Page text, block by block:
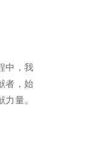
中，我
者，始
量。